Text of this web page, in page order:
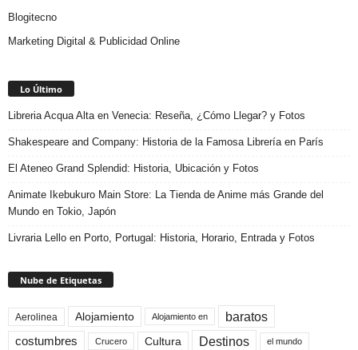
Blogitecno
Marketing Digital & Publicidad Online
Lo Último
Libreria Acqua Alta en Venecia: Reseña, ¿Cómo Llegar? y Fotos
Shakespeare and Company: Historia de la Famosa Librería en París
El Ateneo Grand Splendid: Historia, Ubicación y Fotos
Animate Ikebukuro Main Store: La Tienda de Anime más Grande del
Mundo en Tokio, Japón
Livraria Lello en Porto, Portugal: Historia, Horario, Entrada y Fotos
Nube de Etiquetas
Aerolinea Alojamiento Alojamiento en baratos
costumbres Crucero Cultura Destinos el mundo